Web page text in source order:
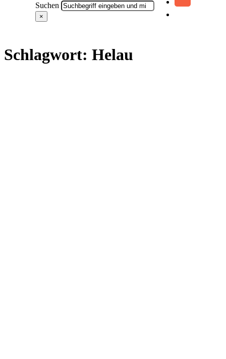
Suchen
×
Schlagwort: Helau